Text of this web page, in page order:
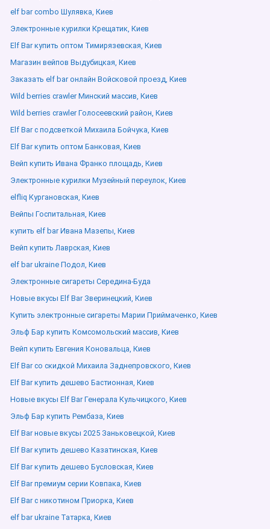
elf bar combo Шулявка, Киев
Электронные курилки Крещатик, Киев
Elf Bar купить оптом Тимирязевская, Киев
Магазин вейпов Выдубицкая, Киев
Заказать elf bar онлайн Войсковой проезд, Киев
Wild berries crawler Минский массив, Киев
Wild berries crawler Голосеевский район, Киев
Elf Bar с подсветкой Михаила Бойчука, Киев
Elf Bar купить оптом Банковая, Киев
Вейп купить Ивана Франко площадь, Киев
Электронные курилки Музейный переулок, Киев
elfliq Кургановская, Киев
Вейпы Госпитальная, Киев
купить elf bar Ивана Мазепы, Киев
Вейп купить Лаврская, Киев
elf bar ukraine Подол, Киев
Электронные сигареты Середина-Буда
Новые вкусы Elf Bar Зверинецкий, Киев
Купить электронные сигареты Марии Приймаченко, Киев
Эльф Бар купить Комсомольский массив, Киев
Вейп купить Евгения Коновальца, Киев
Elf Bar со скидкой Михаила Заднепровского, Киев
Elf Bar купить дешево Бастионная, Киев
Новые вкусы Elf Bar Генерала Кульчицкого, Киев
Эльф Бар купить Рембаза, Киев
Elf Bar новые вкусы 2025 Заньковецкой, Киев
Elf Bar купить дешево Казатинская, Киев
Elf Bar купить дешево Бусловская, Киев
Elf Bar премиум серии Ковпака, Киев
Elf Bar с никотином Приорка, Киев
elf bar ukraine Татарка, Киев